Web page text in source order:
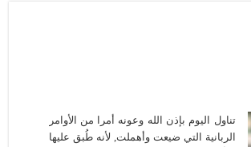
تناول اليوم بإذن الله وعونه أمرا من الأوامر
الربانية التي ضيعت وأهملت, لأنه طُبق عليها